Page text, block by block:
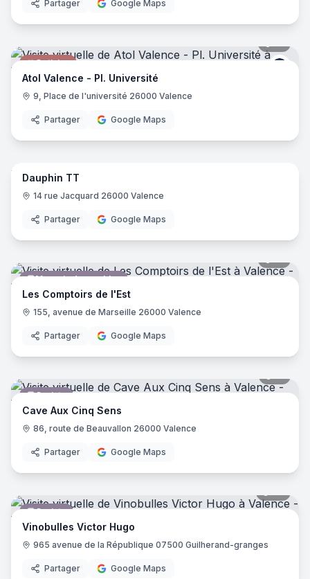
Partager Google Maps
Opticien Atol
Atol Valence - Pl. Université
9, Place de l'université 26000 Valence
Partager Google Maps
Magasin d'articles de sports
10
Dauphin TT
14 rue Jacquard 26000 Valence
Partager Google Maps
Magasin de meubles
Les Comptoirs de l'Est
155, avenue de Marseille 26000 Valence
Partager Google Maps
Caviste
Cave Aux Cinq Sens
86, route de Beauvallon 26000 Valence
Partager Google Maps
Caviste
Vinobulles Victor Hugo
965 avenue de la République 07500 Guilherand-granges
Partager Google Maps